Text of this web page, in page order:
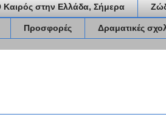
Καιρός στην Ελλάδα, Σήμερα
Προσφορές Δραματικές